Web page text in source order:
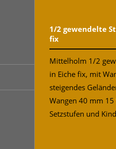
1/2 gewendelte
fix
Mittelholm 1/2
in Eiche fix, mit
steigendes
Wangen 40 mm
Setzstufen und